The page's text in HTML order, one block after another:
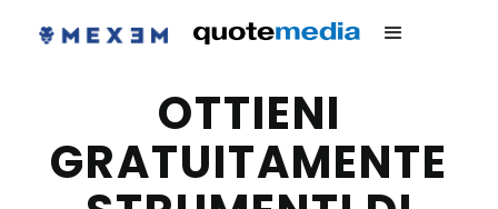
OTTIENI
GRATUITAMENTE